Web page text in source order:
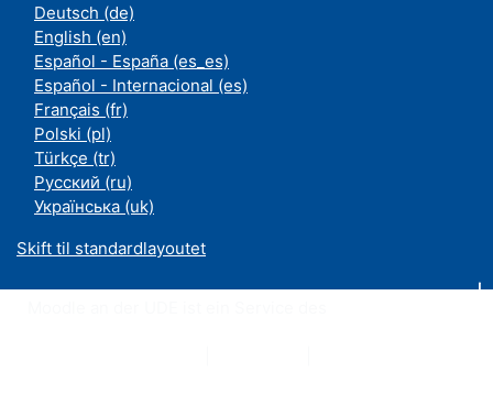
Deutsch ‎(de)‎
English ‎(en)‎
Español - España ‎(es_es)‎
Español - Internacional ‎(es)‎
Français ‎(fr)‎
Polski ‎(pl)‎
Türkçe ‎(tr)‎
Русский ‎(ru)‎
Українська ‎(uk)‎
Skift til standardlayoutet